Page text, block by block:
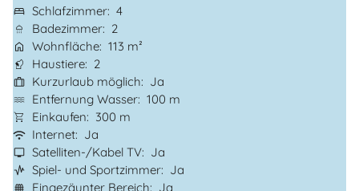
Schlafzimmer 4
Badezimmer
2
Wohnfläche 113 m²
Haustiere
2
Kurzurlaub möglich
Ja
Entfernung Wasser 100 m
Einkaufen
300 m
Internet
Ja
Satelliten-/Kabel TV
Ja
Spiel- und Sportzimmer
Ja
Eingezäunter Bereich
Ja